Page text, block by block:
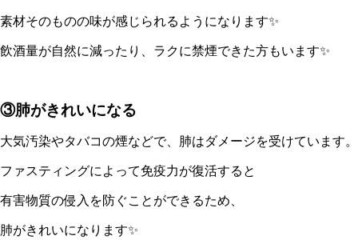
素材そのものの味が感じられるようになります✨
飲酒量が自然に減ったり、ラクに禁煙できた方もいます✨
③肺がきれいになる
大気汚染やタバコの煙などで、肺はダメージを受けています。
ファスティングによって免疫力が復活すると
有害物質の侵入を防ぐことができるため、
肺がきれいになります✨